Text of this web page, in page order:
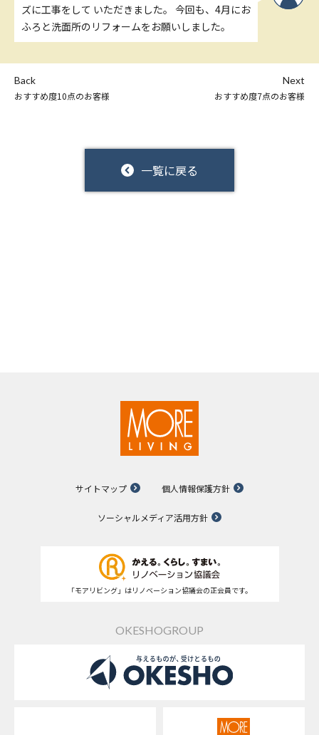
ズに工事をして いただきました。 今回も、4月にお
ふろと洗面所のリフォームをお願いしました。
Back
おすすめ度10点のお客様
一覧に戻る
Next
おすすめ度7点のお客様
サイトマップ 個人情報保護方針
ソーシャルメディア活用方針
「モアリビング」はリノベーション協議会の正会員です。
OKESHOGROUP